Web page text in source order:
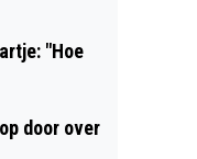
"Hoe
door over